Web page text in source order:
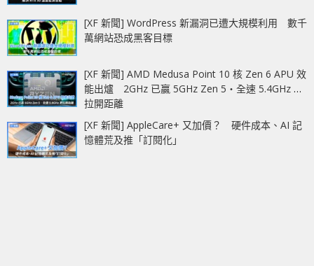
[XF 新聞] WordPress 新漏洞已遭大規模利用 數千
萬網站恐成黑客目標
[XF 新聞] AMD Medusa Point 10 核 Zen 6 APU 效
能出爐 2GHz 已贏 5GHz Zen 5‧全速 5.4GHz 更
拉開距離
[XF 新聞] AppleCare+ 又加價？ 硬件成本、AI 記
憶體荒及推「訂閱化」